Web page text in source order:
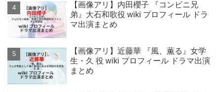
【画像アリ】内田櫻子 『コンビニ兄
弟』大石和歌役 wiki プロフィール ドラ
マ出演まとめ
【画像アリ】近藤華 『風、薫る』女学
生・久 役 wiki プロフィール ドラマ出演
まとめ